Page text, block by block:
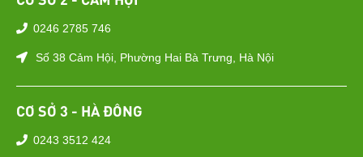
0246 2785 746
Số 38 Cảm Hội, Phường Hai Bà Trưng, Hà Nội
CƠ SỞ 3 - HÀ ĐÔNG
0243 3512 424